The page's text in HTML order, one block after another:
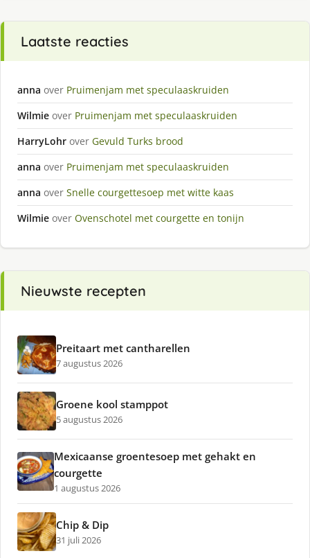
Laatste reacties
anna over Pruimenjam met speculaaskruiden
Wilmie over Pruimenjam met speculaaskruiden
HarryLohr over Gevuld Turks brood
anna over Pruimenjam met speculaaskruiden
anna over Snelle courgettesoep met witte kaas
Wilmie over Ovenschotel met courgette en tonijn
Nieuwste recepten
Preitaart met cantharellen
7 augustus 2026
Groene kool stamppot
5 augustus 2026
Mexicaanse groentesoep met gehakt en
courgette
1 augustus 2026
Chip & Dip
31 juli 2026